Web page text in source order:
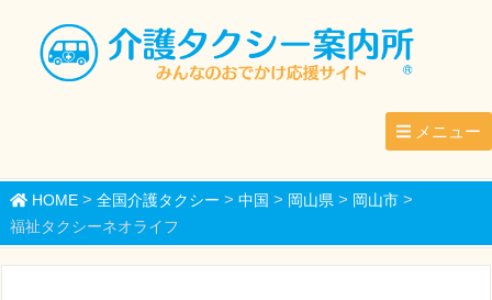
メニュー
HOME> 全国介護タクシー > 中国 > 岡山県> 岡山市>
福祉タクシーネオライフ